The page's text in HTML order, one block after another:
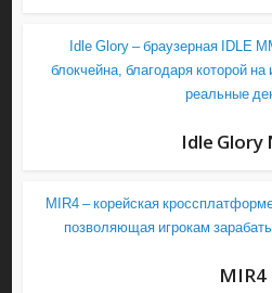
Idle Glory – браузерная IDLE
блокчейна, благодаря которой
реальные
Idle Glory
MIR4 – корейская
позволяющая игрокам
MIR4